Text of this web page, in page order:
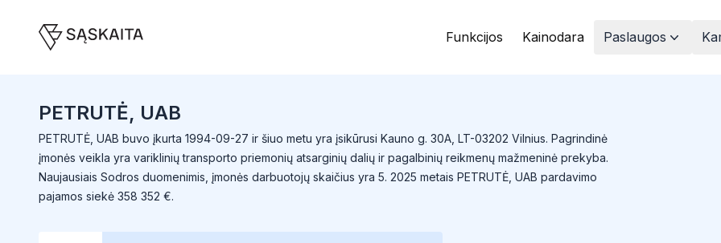
Funkcijos Kainodara Paslaugos
PETRUTĖ, UAB
PETRUTĖ, UAB buvo įkurta 1994-09-27 ir šiuo metu yra įsikūrusi Kauno g. 30A, LT-03202 Vilnius. Pagrindinė
įmonės veikla yra variklinių transporto priemonių atsarginių dalių ir pagalbinių reikmenų mažmeninė prekyba.
Naujausiais Sodros duomenimis, įmonės darbuotojų skaičius yra 5. 2025 metais PETRUTĖ, UAB pardavimo
pajamos siekė 358 352 €.